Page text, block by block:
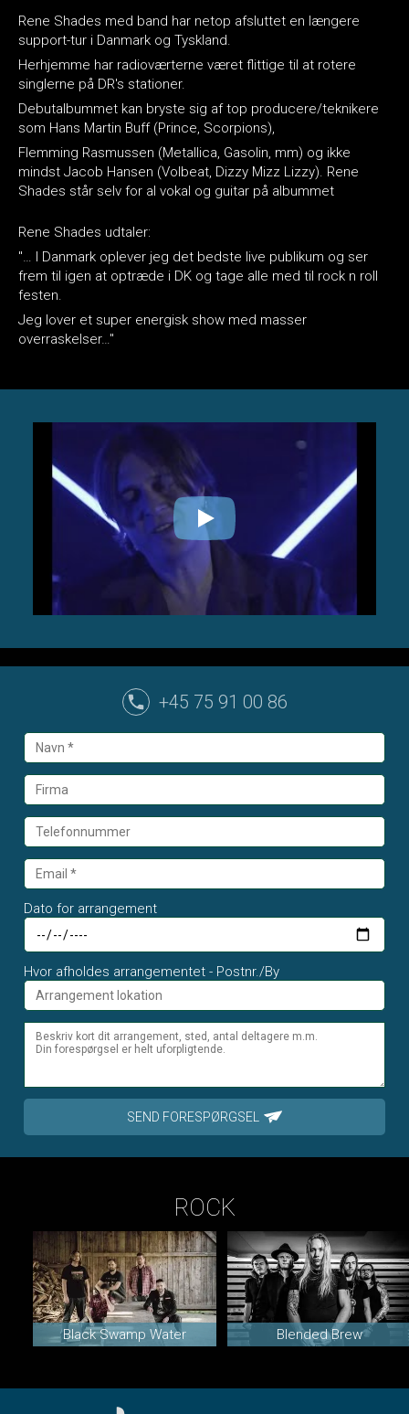
Rene Shades med band har netop afsluttet en længere
support-tur i Danmark og Tyskland.
Herhjemme har radioværterne været flittige til at rotere
singlerne på DR's stationer.
Debutalbummet kan bryste sig af top producere/teknikere
som Hans Martin Buff (Prince, Scorpions),
Flemming Rasmussen (Metallica, Gasolin, mm) og ikke
mindst Jacob Hansen (Volbeat, Dizzy Mizz Lizzy). Rene
Shades står selv for al vokal og guitar på albummet
Rene Shades udtaler:
"… I Danmark oplever jeg det bedste live publikum og ser
frem til igen at optræde i DK og tage alle med til rock n roll
festen.
Jeg lover et super energisk show med masser
overraskelser…"
+45 75 91 00 86
Dato for arrangement
Hvor afholdes arrangementet - Postnr./By
SEND FORESPØRGSEL
ROCK
Black Swamp Water Blended Brew